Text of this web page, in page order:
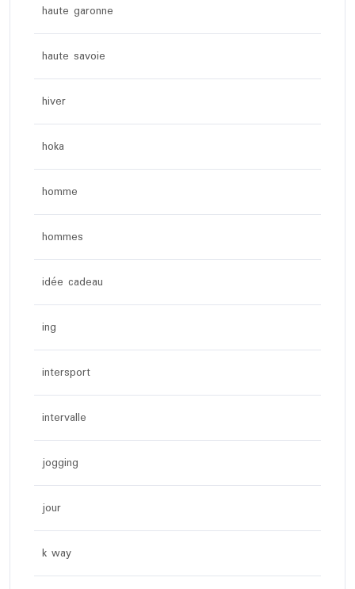
haute garonne
haute savoie
hiver
hoka
homme
hommes
idée cadeau
ing
intersport
intervalle
jogging
jour
k way